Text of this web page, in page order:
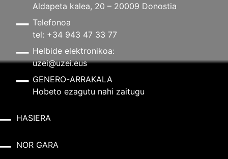
Aldapeta kalea, 20 – 20009 Donostia
Telefonoa
tel: +34 943 47 33 77
Helbide elektronikoa:
uzei@uzei.eus
GENERO-ARRAKALA
Hobeto ezagutu nahi zaitugu
HASIERA
NOR GARA